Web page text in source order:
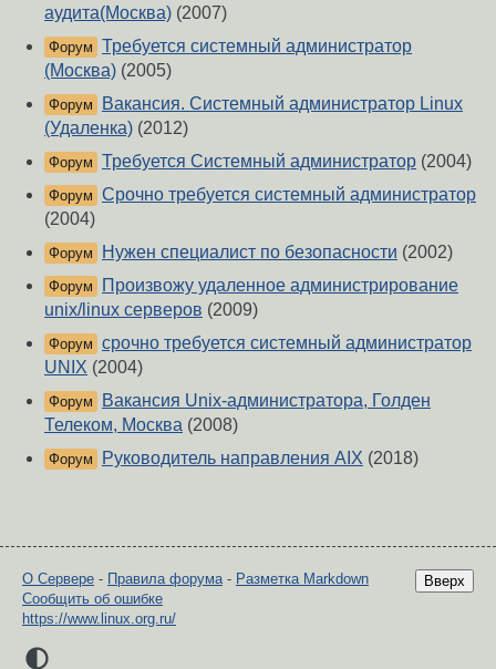
аудита(Москва) (2007)
Форум Требуется системный администратор
(Москва) (2005)
Форум
Вакансия. Системный администратор Linux
(Удаленка) (2012)
Форум Требуется Системный администратор (2004)
Форум Срочно требуется системный администратор
(2004)
Форум Нужен специалист по безопасности (2002)
Форум
Произвожу удаленное администрирование
unix/linux серверов (2009)
Форум срочно требуется системный администратор
UNIX (2004)
Форум
Вакансия Unix-администратора, Голден
Телеком, Москва (2008)
Форум Руководитель направления AIX (2018)
Вверх
О Сервере - Правила форума- Разметка Markdown
Сообщить об ошибке
https://www.linux.org.ru/